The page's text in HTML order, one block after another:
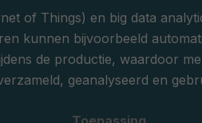
of Things) en big data
kunnen bijvoorbeeld
de productie, waardoor
geanalyseerd en